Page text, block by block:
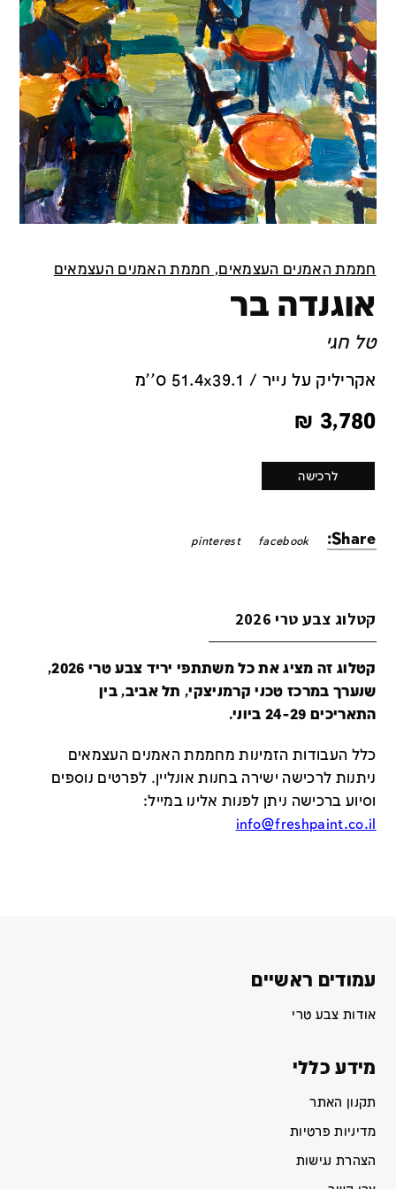
חממת האמנים העצמאים, חממת האמנים העצמאים
אוגנדה בר
טל חגי
אקריליק על נייר / 51.4x39.1 ס''מ
3,780
₪
לרכישה
Share:
facebook
pinterest
קטלוג צבע טרי 2026
קטלוג זה מציג את כל משתתפי יריד צבע טרי 2026,
שנערך במרכז טכני קרמניצקי, תל אביב, בין
התאריכים 24-29 ביוני.
כלל העבודות הזמינות מחממת האמנים העצמאים
ניתנות לרכישה ישירה בחנות אונליין. לפרטים נוספים
וסיוע ברכישה ניתן לפנות אלינו במייל:
info@freshpaint.co.il
עמודים ראשיים
אודות צבע טרי
מידע כללי
תקנון האתר
מדיניות פרטיות
הצהרת נגישות